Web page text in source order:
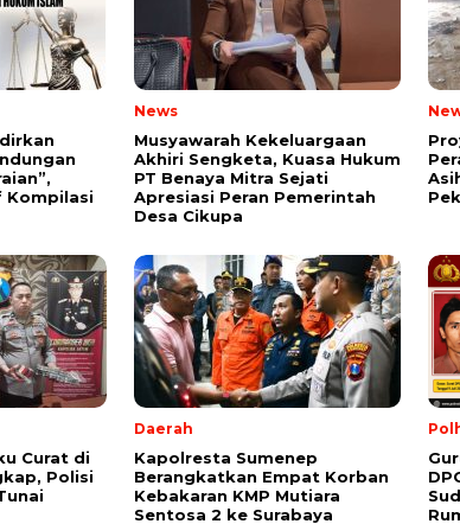
News
Musyawarah Kekeluargaan
Akhiri Sengketa, Kuasa Hukum
PT Benaya Mitra Sejati
Apresiasi Peran Pemerintah
Desa Cikupa
Curat di
Polisi
Daerah
Kapolresta Sumenep
Berangkatkan Empat Korban
Kebakaran KMP Mutiara
Sentosa 2 ke Surabaya